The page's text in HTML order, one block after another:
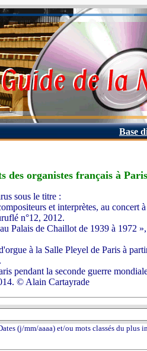
Base
des organistes français à
sous le titre :
et interprètes, au concert
n°12, 2012.
Palais de Chaillot de 1939 à
à la Salle Pleyel de Paris à
pendant la seconde guerre
© Alain Cartayrade
(j/mm/aaaa) et/ou mots classés du plus